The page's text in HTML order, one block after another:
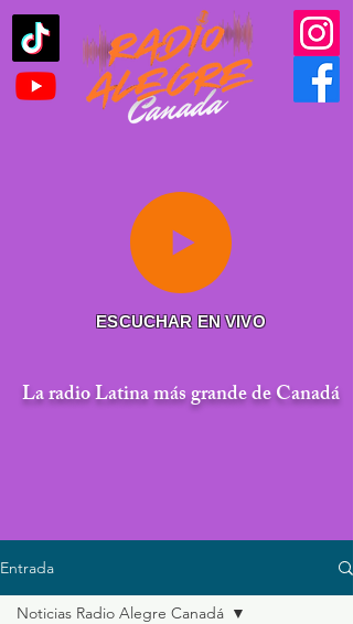
ESCUCHAR EN VIVO
La radio Latina más grande de Canadá
Entrada
Noticias Radio Alegre Canadá